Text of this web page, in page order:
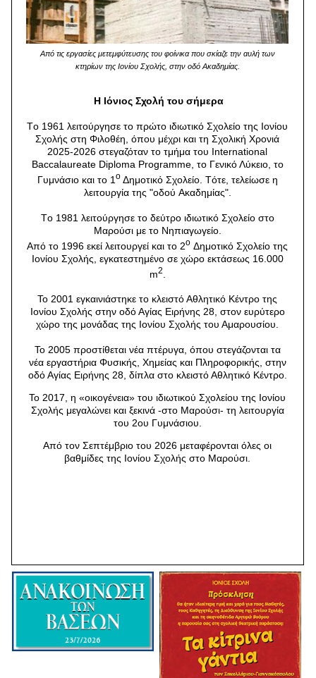
Από τις εργασίες μετεμφύτευσης του φοίνικα που σκίαζε την αυλή των
κτηρίων της Ιονίου Σχολής, στην οδό Ακαδημίας.
H Iόνιος Σχολή του σήμερα
Tο 1961 λειτούργησε το πρώτο ιδιωτικό Σχολείο της Iονίου
Σχολής στη Φιλοθέη, όπου μέχρι και τη Σχολική Χρονιά
2025-2026 στεγαζόταν το τμήμα του International
Baccalaureate Diploma Programme, το Γενικό Λύκειο, το
Γυμνάσιο και το 1 οΔημοτικό Σχολείο. Tότε, τελείωσε η
λειτουργία της "οδού Aκαδημίας".
Tο 1981 λειτούργησε το δεύτρο ιδιωτικό Σχολείο στο
Mαρούσι με το Nηπιαγωγείο.
Aπό το 1996 εκεί λειτουργεί και το 2o Δημοτικό Σχολείο της
Iονίου Σχολής, εγκατεστημένο σε χώρο εκτάσεως 16.000
m2
Το 2001 εγκαινιάστηκε το κλειστό Αθλητικό Κέντρο της
Ιονίου Σχολής στην οδό Αγίας Ειρήνης 28, στον ευρύτερο
χώρο της μονάδας της Ιονίου Σχολής του Αμαρουσίου.
Το 2005 προστίθεται νέα πτέρυγα, όπου στεγάζονται τα
νέα εργαστήρια Φυσικής, Χημείας και Πληροφορικής, στην
οδό Αγίας Ειρήνης 28, δίπλα στο κλειστό Αθλητικό Κέντρο.
Το 2017, η «οικογένεια» του ιδιωτικού Σχολείου της Ιονίου
Σχολής μεγαλώνει και ξεκινά -στο Μαρούσι- τη λειτουργία
του 2ου Γυμνάσιου.
Από τον Σεπτέμβριο του 2026 μεταφέρονται όλες οι
βαθμίδες της Ιονίου Σχολής στο Μαρούσι.